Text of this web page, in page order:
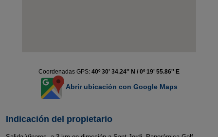
Coordenadas GPS: 40º 30' 34.24'' N / 0º 19' 55.86'' E
Abrir ubicación con Google Maps
Indicación del propietario